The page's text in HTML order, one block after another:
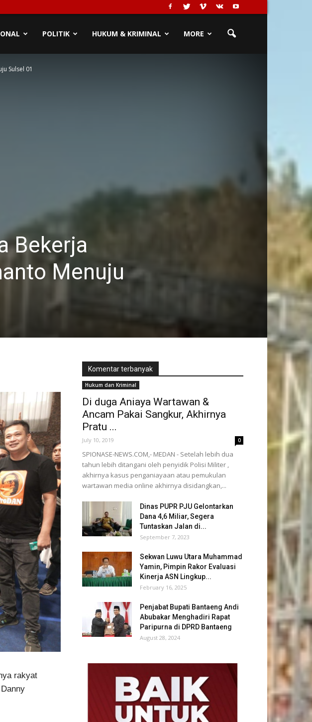
POLITIK HUKUM & KRIMINAL MORE
Sulsel 01
Bekerja
Menuju
rakyat
Komentar terbanyak
Hukum dan Kriminal
Di duga Aniaya Wartawan &
Ancam Pakai Sangkur, Akhirnya
Pratu ...
July 10, 2019 0
SPIONASE-NEWS.COM,- MEDAN - Setelah lebih dua
tahun lebih ditangani oleh penyidik Polisi Militer ,
akhirnya kasus penganiayaan atau pemukulan
wartawan media online akhirnya disidangkan,...
Dinas PUPR PJU Gelontarkan
Dana 4,6 Miliar, Segera
Tuntaskan Jalan di...
September 7, 2023
Sekwan Luwu Utara Muhammad
Yamin, Pimpin Rakor Evaluasi
Kinerja ASN Lingkup...
February 16, 2025
Penjabat Bupati Bantaeng Andi
Abubakar Menghadiri Rapat
Paripurna di DPRD Bantaeng
August 28, 2024